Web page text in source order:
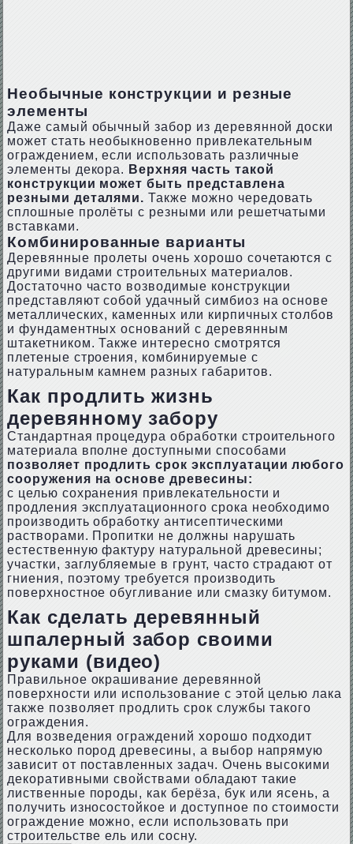
Необычные конструкции и резные
элементы
Даже самый обычный забор из деревянной доски
может стать необыкновенно привлекательным
ограждением, если использовать различные
элементы декора. Верхняя часть такой
конструкции может быть представлена
резными деталями. Также можно чередовать
сплошные пролёты с резными или решетчатыми
вставками.
Комбинированные варианты
Деревянные пролеты очень хорошо сочетаются с
другими видами строительных материалов.
Достаточно часто возводимые конструкции
представляют собой удачный симбиоз на основе
металлических, каменных или кирпичных столбов
и фундаментных оснований с деревянным
штакетником. Также интересно смотрятся
плетеные строения, комбинируемые с
натуральным камнем разных габаритов.
Как продлить жизнь
деревянному забору
Стандартная процедура обработки строительного
материала вполне доступными способами
позволяет продлить срок эксплуатации любого
сооружения на основе древесины:
с целью сохранения привлекательности и
продления эксплуатационного срока необходимо
производить обработку антисептическими
растворами. Пропитки не должны нарушать
естественную фактуру натуральной древесины;
участки, заглубляемые в грунт, часто страдают от
гниения, поэтому требуется производить
поверхностное обугливание или смазку битумом.
Как сделать деревянный
шпалерный забор своими
руками (видео)
Правильное окрашивание деревянной
поверхности или использование с этой целью лака
также позволяет продлить срок службы такого
ограждения.
Для возведения ограждений хорошо подходит
несколько пород древесины, а выбор напрямую
зависит от поставленных задач. Очень высокими
декоративными свойствами обладают такие
лиственные породы, как берёза, бук или ясень, а
получить износостойкое и доступное по стоимости
ограждение можно, если использовать при
строительстве ель или сосну.